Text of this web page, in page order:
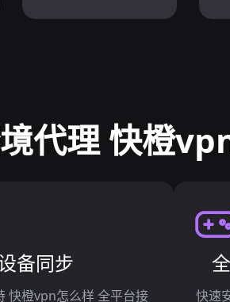
代理 快橙
备同步
快橙vpn怎么样 全平台接 快速